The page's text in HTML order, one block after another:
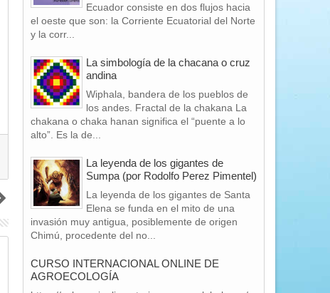
Mar
2016
May
Ecuador consiste en dos flujos hacia
el oeste que son: la Corriente Ecuatorial del Norte
y la corr...
La simbología de la chacana o cruz
andina
Wiphala, bandera de los pueblos de
los andes. Fractal de la chakana La
chakana o chaka hanan significa el “puente a lo
alto”. Es la de...
La leyenda de los gigantes de
Sumpa (por Rodolfo Perez Pimentel)
La leyenda de los gigantes de Santa
Elena se funda en el mito de una
invasión muy antigua, posiblemente de origen
Chimú, procedente del no...
CURSO INTERNACIONAL ONLINE DE
AGROECOLOGÍA